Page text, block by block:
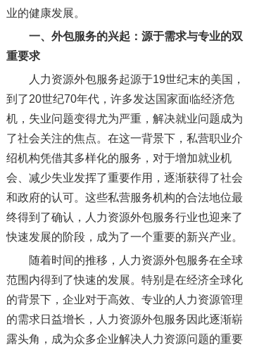
业的健康发展。
一、外包服务的兴起：源于需求与专业的双
重要求
人力资源外包服务起源于19世纪末的美国，
到了20世纪70年代，许多发达国家面临经济危
机，失业问题变得尤为严重，解决就业问题成为
了社会关注的焦点。在这一背景下，私营职业介
绍机构凭借其多样化的服务，对于增加就业机
会、减少失业发挥了重要作用，逐渐获得了社会
和政府的认可。这些私营服务机构的合法地位最
终得到了确认，人力资源外包服务行业也迎来了
快速发展的阶段，成为了一个重要的新兴产业。
随着时间的推移，人力资源外包服务在全球
范围内得到了快速的发展。特别是在经济全球化
的背景下，企业对于高效、专业的人力资源管理
的需求日益增长，人力资源外包服务因此逐渐崭
露头角，成为众多企业解决人力资源问题的重要